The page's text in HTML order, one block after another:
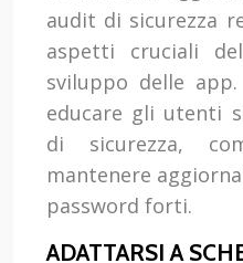
audit di sicurezza
aspetti cruciali
sviluppo delle
educare gli utenti
di sicurezza,
mantenere
password forti.
ADATTARSI A